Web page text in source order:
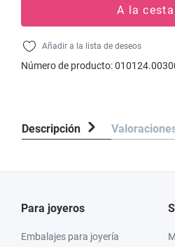
A la cesta
Añadir a la lista de deseos
Número de producto:
Descripción
Para joyeros
Embalajes para joyería